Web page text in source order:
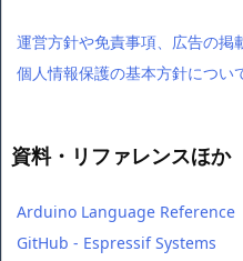
運営方針や免責事項、広告の掲
個人情報保護の基本方針につい
資料・リファレンスほか
Arduino Language Reference
GitHub - Espressif Systems